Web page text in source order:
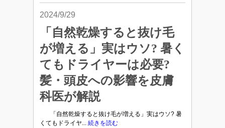
2024/9/29
「自然乾燥すると抜け毛
が増える」実はウソ? 暑く
てもドライヤーは必要?
髪・頭皮への影響を皮膚
科医が解説
「自然乾燥すると抜け毛が増える」実はウソ? 暑
くてもドライヤ... 続きを読む